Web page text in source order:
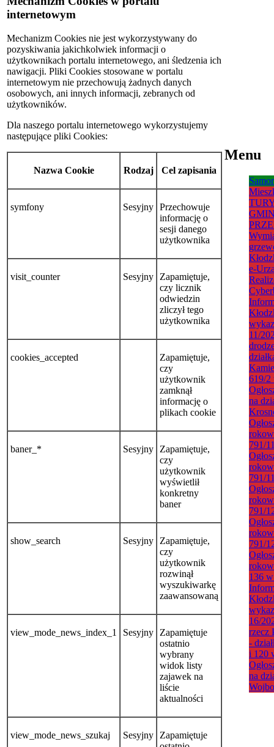
internetowym
Mechanizm Cookies nie jest wykorzystywany do
pozyskiwania jakichkolwiek informacji o
użytkownikach portalu internetowego, ani śledzenia ich
nawigacji. Pliki Cookies stosowane w portalu
internetowym nie przechowują żadnych danych
osobowych, ani innych informacji, zebranych od
użytkowników.
Dla naszego portalu internetowego wykorzystujemy
następujące pliki Cookies:
Nazwa Cookie Rodzaj Cel zapisania
symfony Sesyjny Przechowuje
informację o
sesji danego
użytkownika
visit_counter Sesyjny
Zapamiętuje,
czy licznik
odwiedzin
zliczył tego
użytkownika
cookies_accepted
Zapamiętuje,
czy
użytkownik
zamknął
informację o
plikach cookie
baner_* Sesyjny
Zapamiętuje,
czy
użytkownik
wyświetlił
konkretny
baner
show_search Sesyjny
Zapamiętuje,
czy
użytkownik
rozwinął
wyszukiwarkę
zaawansowaną
view_mode_news_index_1 Sesyjny
Zapamiętuje
ostatnio
wybrany
widok listy
zajawek na
liście
aktualności
view_mode_news_szukaj Sesyjny
Zapamiętuje
Menu
e-
11/
619/2
na
791/
791/
791/
791/
136
16/
rzecz
-
i 120
na